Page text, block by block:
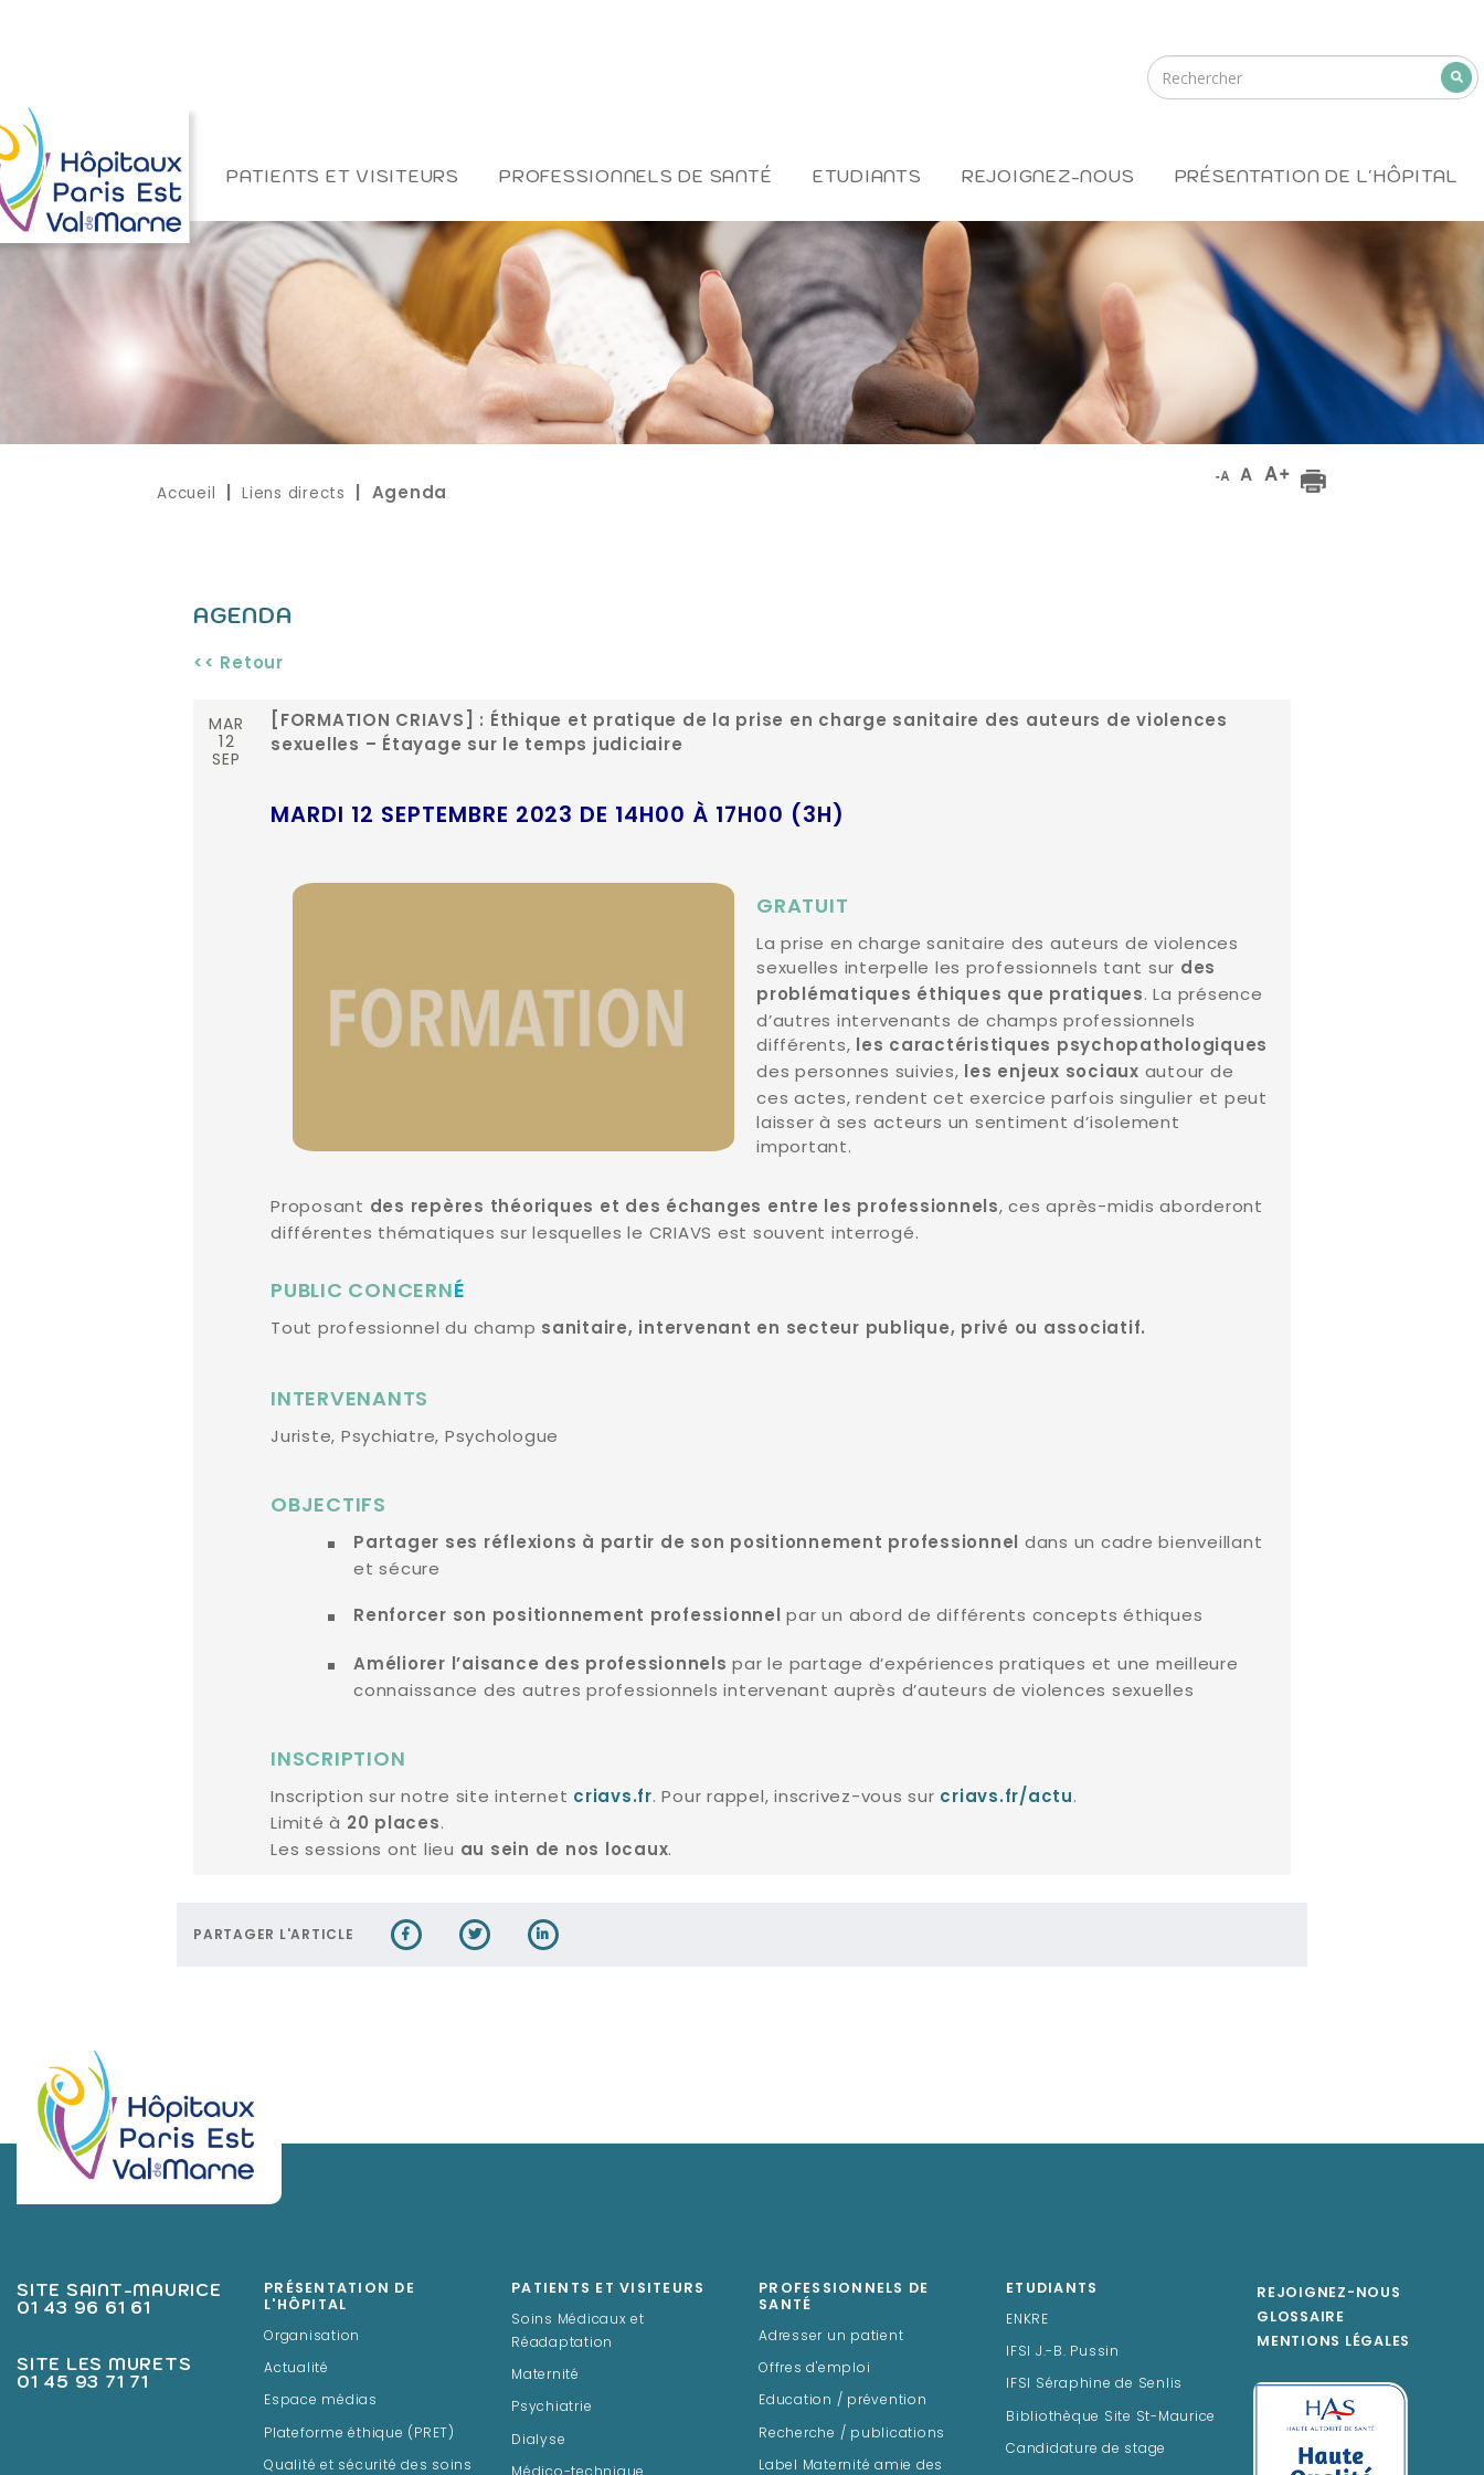
PATIENTS ET VISITEURS PROFESSIONNELS DE SANTÉ ETUDIANTS REJOIGNEZ-NOUS PRÉSENTATION DE L'HÔPITAL
Accueil Liens directs | Agenda
AGENDA
<< Retour
MAR
12
SEP
[FORMATION CRIAVS] : Éthique et pratique de la prise en charge sanitaire des auteurs de violences
sexuelles – Étayage sur le temps judiciaire
MARDI 12 SEPTEMBRE 2023 DE 14H00 À 17H00 (3H)
GRATUIT
La prise en charge sanitaire des auteurs de violences
sexuelles interpelle les professionnels tant sur des
problématiques éthiques que pratiques . La présence
d’autres intervenants de champs professionnels
différents,
les caractéristiques psychopathologiques
des personnes suivies, les enjeux sociaux autour de
ces actes, rendent cet exercice parfois singulier et peut
laisser à ses acteurs un sentiment d’isolement
important.
Proposant des repères théoriques et des échanges entre les professionnels, ces après-midis aborderont
différentes thématiques sur lesquelles le CRIAVS est souvent interrogé.
PUBLIC CONCERN É
Tout professionnel du champ sanitaire, intervenant en secteur publique, privé ou associatif.
INTERVENANTS
Juriste, Psychiatre, Psychologue
OBJECTIFS
Partager ses réflexions à partir de son positionnement professionnel
dans un cadre bienveillant
et sécure
Renforcer son positionnement professionnel par un abord de différents concepts éthiques
Améliorer l’aisance des professionnels par le partage d’expériences pratiques et une meilleure
connaissance des autres professionnels intervenant auprès d’auteurs de violences sexuelles
INSCRIPTION
Inscription sur notre site internet criavs.fr. Pour rappel, inscrivez-vous sur criavs.fr/actu .
Limité à 20 places .
Les sessions ont lieu au sein de nos locaux.
PARTAGER L'ARTICLE
SITE SAINT-MAURICE
01 43 96 61 61
SITE LES MURETS
01 45 93 71 71
PRÉSENTATION DE
L'HÔPITAL
Organisation
Actualité
Espace médias
Plateforme éthique (PRET)
Qualité et sécurité des soins
PATIENTS ET VISITEURS
Soins Médicaux et
Réadaptation
Maternité
Psychiatrie
Dialyse
PROFESSIONNELS DE
SANTÉ
Adresser un patient
Offres d'emploi
Education / prévention
Recherche / publications
Label Maternité amie des
ETUDIANTS
ENKRE
IFSI J.-B. Pussin
IFSI Séraphine de Senlis
Bibliothèque Site St-Maurice
Candidature de stage
REJOIGNEZ-NOUS
GLOSSAIRE
MENTIONS LÉGALES